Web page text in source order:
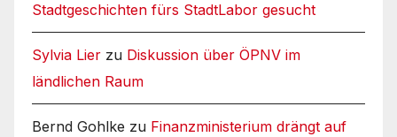
Stadtgeschichten fürs StadtLabor gesucht
Sylvia Lier zu Diskussion über ÖPNV im
ländlichen Raum
Bernd Gohlke zu Finanzministerium drängt auf